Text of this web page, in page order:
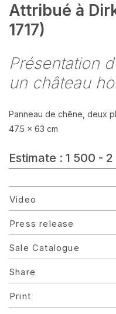
Attribué à
1717)
Présentation
un château
Panneau de chêne, deux
47.5 x 63 cm
Estimate : 1 500 -
Video
Press release
Sale Catalogue
Share
Print